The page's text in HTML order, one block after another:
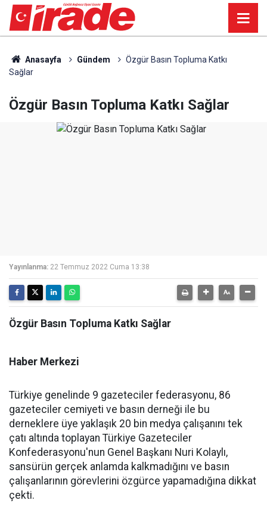
Anasayfa Gündem
Özgür Basın Topluma Katkı
Sağlar
Özgür Basın Topluma Katkı Sağlar
Yayınlanma: 22 Temmuz 2022 Cuma 13:38
Özgür Basın Topluma Katkı Sağlar
Haber Merkezi
Türkiye genelinde 9 gazeteciler federasyonu, 86
gazeteciler cemiyeti ve basın derneği ile bu
derneklere üye yaklaşık 20 bin medya çalışanını tek
çatı altında toplayan Türkiye Gazeteciler
Konfederasyonu'nun Genel Başkanı Nuri Kolaylı,
sansürün gerçek anlamda kalkmadığını ve basın
çalışanlarının görevlerini özgürce yapamadığına dikkat
çekti.